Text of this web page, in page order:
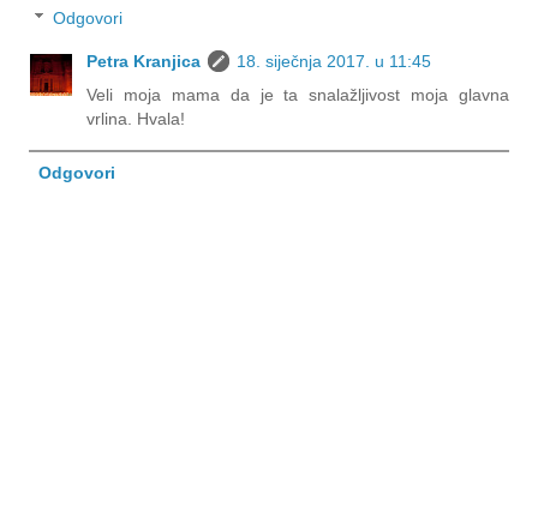
Odgovori
Petra Kranjica
18. siječnja 2017. u 11:45
Veli moja mama da je ta snalažljivost moja glavna
vrlina. Hvala!
Odgovori